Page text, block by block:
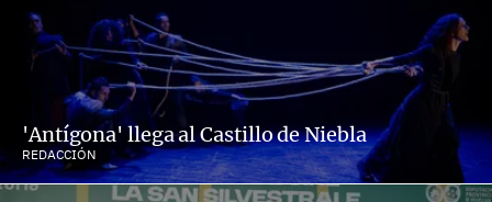
'Antígona' llega al Castillo de Niebla
REDACCIÓN